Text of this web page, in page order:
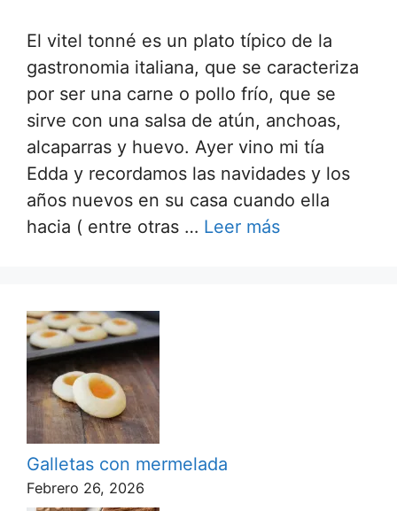
El vitel tonné es un plato típico de la
gastronomia italiana, que se caracteriza
por ser una carne o pollo frío, que se
sirve con una salsa de atún, anchoas,
alcaparras y huevo. Ayer vino mi tía
Edda y recordamos las navidades y los
años nuevos en su casa cuando ella
hacia ( entre otras … Leer más
Galletas con mermelada
Febrero 26, 2026